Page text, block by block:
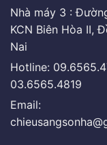
Nhà máy 3 :
KCN Biên Hòa II,
Nai
Hotline:
03.6565.4819
Email: